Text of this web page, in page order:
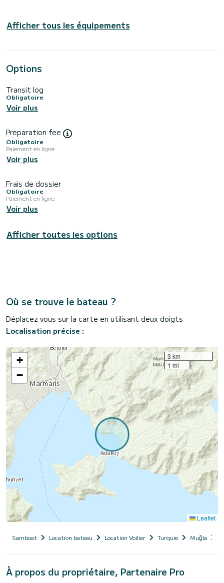
Afficher tous les équipements
Options
Transit log
Obligatoire
Voir plus
Preparation fee
Obligatoire
Paiement en ligne
Voir plus
Frais de dossier
Obligatoire
Paiement en ligne
Voir plus
Afficher toutes les options
Où se trouve le bateau ?
Déplacez vous sur la carte en utilisant deux doigts
Localisation précise :
+
−
3 km
1 mi
Leaflet
Samboat Location bateau Location Voilier Turquie Muğla
À propos du propriétaire, Partenaire Pro